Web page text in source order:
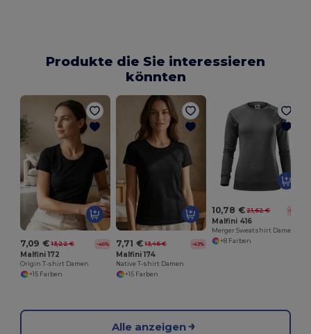
Produkte die Sie interessieren
könnten
7,09 € 13,22 € -46%
Malfini 172
Origin T-shirt Damen
+15 Farben
7,71 € 13,46 € -43%
Malfini 174
Native T-shirt Damen
+15 Farben
10,78 € 21,62 € -50%
Malfini 416
Merger Sweatshirt Damen
+8 Farben
Alle anzeigen